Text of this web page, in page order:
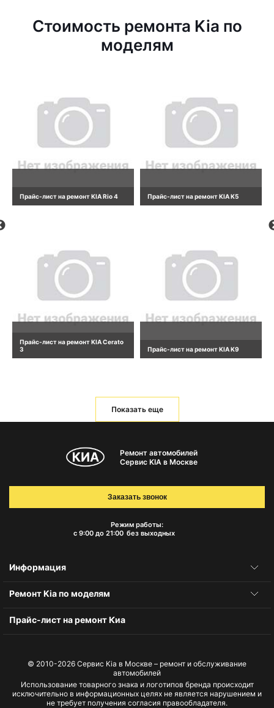
Стоимость ремонта Kia по
моделям
Прайс-лист на ремонт KIA Rio 4
Прайс-лист на ремонт KIA Cerato
3
Прайс-лист на ремонт KIA K5
Прайс-лист на ремонт KIA K9
Показать еще
Ремонт автомобилей
Сервис KIA в Москве
Режим работы:
с 9:00 до 21:00 без выходных
Заказать звонок
Информация
Ремонт Kia по моделям
Прайс-лист на ремонт Киа
© 2010-2026 Сервис Kia в Москве – ремонт и обслуживание
автомобилей
Использование товарного знака и логотипов бренда происходит
исключительно в информационных целях не является нарушением и
не требует получения согласия правообладателя.